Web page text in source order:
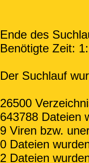
Ende des
Benötigte Zeit:
Der Suchlauf
26500
643788 Dateien
9 Viren bzw.
0 Dateien
2 Dateien